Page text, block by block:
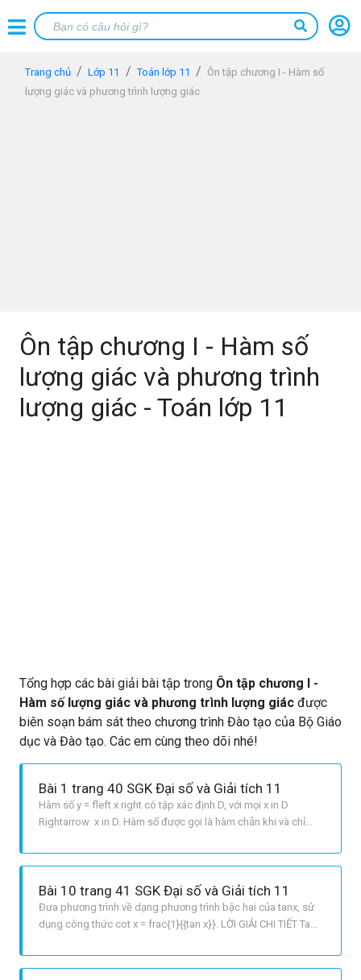
Trang chủ Lớp 11 Toán lớp 11
Ôn tập chương I - Hàm số
lượng giác và phương trình lượng giác
Ôn tập chương I - Hàm số
lượng giác và phương trình
lượng giác - Toán lớp 11
Tổng hợp các bài giải bài tập trong Ôn tập chương I -
Hàm số lượng giác và phương trình lượng giác được
biên soạn bám sát theo chương trình Đào tạo của Bộ Giáo
dục và Đào tạo. Các em cùng theo dõi nhé!
Bài 1 trang 40 SGK Đại số và Giải tích 11
Hàm số y = fleft x right có tập xác định D, với mọi x in D
Rightarrow x in D. Hàm số được gọi là hàm chẵn khi và chỉ
và chỉ khi: fleft x right = fleft { x} right Lưu ý: Các hàm y = sin
Bài 10 trang 41 SGK Đại số và Giải tích 11
Đưa phương trình về dạng phương trình bậc hai của tanx, sử
dụng công thức cot x = frac{1}{{tan x}}. LỜI GIẢI CHI TIẾT Ta
over {tan x}} 3 = 0 cr & Rightarrow 2{tan ^2}x 3tan x 2 = 0 cr &